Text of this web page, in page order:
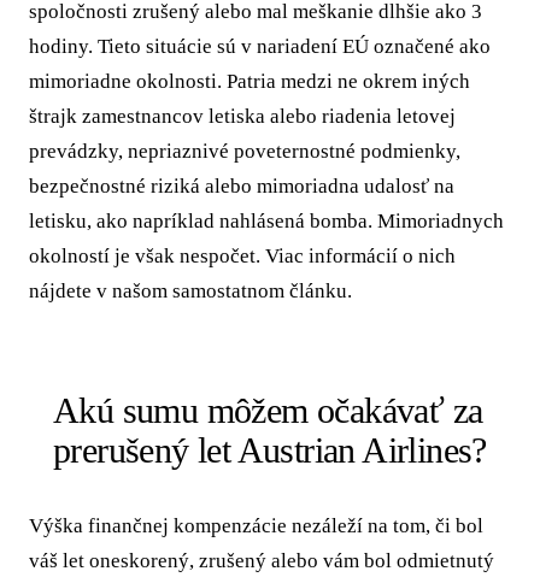
spoločnosti zrušený alebo mal meškanie dlhšie ako 3
hodiny. Tieto situácie sú v nariadení EÚ označené ako
mimoriadne okolnosti. Patria medzi ne okrem iných
štrajk zamestnancov letiska alebo riadenia letovej
prevádzky, nepriaznivé poveternostné podmienky,
bezpečnostné riziká alebo mimoriadna udalosť na
letisku, ako napríklad nahlásená bomba. Mimoriadnych
okolností je však nespočet. Viac informácií o nich
nájdete v našom samostatnom článku.
Akú sumu môžem očakávať za
prerušený let Austrian Airlines?
Výška finančnej kompenzácie nezáleží na tom, či bol
váš let oneskorený, zrušený alebo vám bol odmietnutý